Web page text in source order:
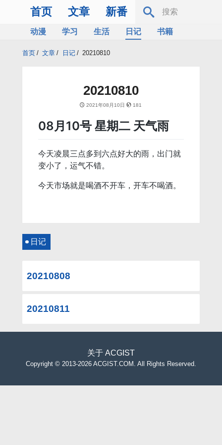
首页 文章 新番
动漫 学习 生活 日记
书籍
首页 / 文章 / 日记 / 20210810
20210810
2021年08月10日 181
08月10号 星期二 天气雨
今天凌晨三点多到六点好大的雨，出门就
变小了，运气不错。
今天市场就是喝酒不开车，开车不喝酒。
日记
20210808
20210811
关于 ACGIST
Copyright © 2013-2026 ACGIST.COM. All Rights Reserved.